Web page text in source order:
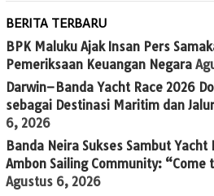
BERITA TERBARU
BPK Maluku Ajak Insan Pers
Pemeriksaan Keuangan Negara
Darwin–Banda Yacht Race 2026
sebagai Destinasi Maritim dan
6, 2026
Banda Neira Sukses Sambut
Ambon Sailing Community:
Agustus 6, 2026